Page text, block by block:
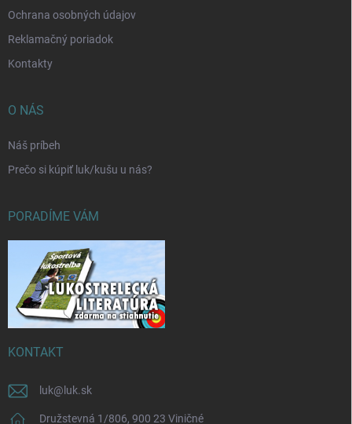
Ochrana osobných údajov
Reklamačný poriadok
Kontakty
O NÁS
Náš príbeh
Prečo si kúpiť luk/kušu u nás?
PORADÍME VÁM
KONTAKT
luk@ luk.sk
Družstevná 1/806, 900 23 Viničné